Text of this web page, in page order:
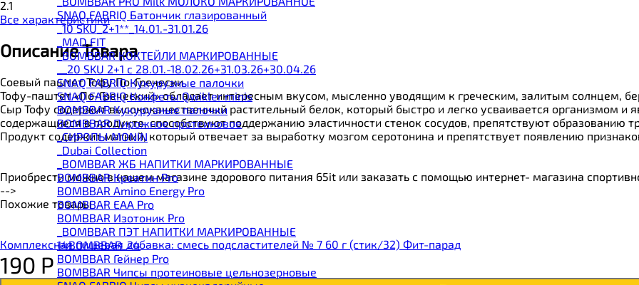
SNAQ FABRIQ Батончик глазированный
_10 SKU_2+1**_14.01.-31.01.26
_MAD FIT
_BOMBBAR КОКТЕЙЛИ МАРКИРОВАННЫЕ
__20 SKU 2+1 с 28.01.-18.02.26+31.03.26+30.04.26
SNAQ FABRIQ Кукурузные палочки
SNAQ FABRIQ Конфеты Qwikler minis
BOMBBAR Кукурузные палочки
BOMBBAR Пирожное протеиновое
_CИРОПЫ MONIN
_Dubai Collection
_BOMBBAR ЖБ НАПИТКИ МАРКИРОВАННЫЕ
BOMBBAR Креатин Pro
BOMBBAR Amino Energy Pro
BOMBBAR EAA Pro
BOMBBAR Изотоник Pro
_BOMBBAR ПЭТ НАПИТКИ МАРКИРОВАННЫЕ
14BOMBBAR_24
BOMBBAR Гейнер Pro
BOMBBAR Чипсы протеиновые цельнозерновые
2.1
Все характеристики
Описание Товара
Соевый паштет Тофу По-Гречески
Тофу-паштет «По-Греческий» обладает интересным вкусом, мысленно уводящим к греческим, залитым солнцем,
Сыр Тофу содержит высококачественный растительный белок, который быстро и легко усваивается организмом и
содержащиеся в продукте, способствуют поддержанию эластичности стенок сосудов, препятствуют образованию
Продукт содержит магний, который отвечает за выработку мозгом серотонина и препятствует появлению
Приобрести можно в нашем магазине здорового питания 65it или заказать с помощью интернет- магазина
-->
Похожие товары
Комплексная пищевая добавка: смесь подсластителей № 7 60 г (стик/32) Фит-парад
190 Р